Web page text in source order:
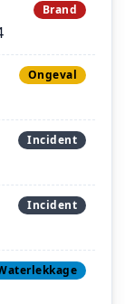
Brand
Ongeval
Incident
Incident